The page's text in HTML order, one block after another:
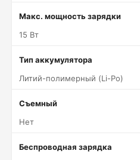
Макс. мощность зарядки
15 Вт
Тип аккумулятора
Литий-полимерный (Li-Po)
Съемный
Нет
Беспроводная зарядка